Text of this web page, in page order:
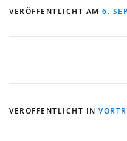
VERÖFFENTLICHT AM 6.
VERÖFFENTLICHT IN